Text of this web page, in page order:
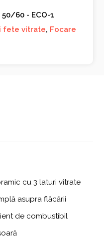
50/60 - ECO-1
fete vitrate, Focare
cu 3 laturi vitrate
asupra flăcării
de combustibil